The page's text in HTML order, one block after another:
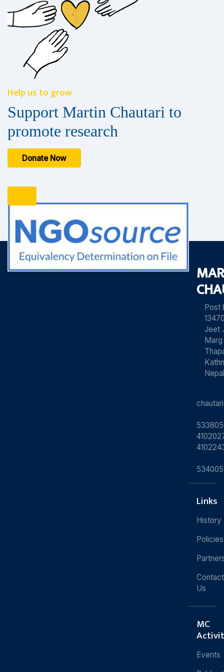
Help us to grow
Support Martin Chautari to
promote research
Donate Now
Post
Jeet
Marg
Nepal
Links
History
Policies
Contact
Us
MC
Events